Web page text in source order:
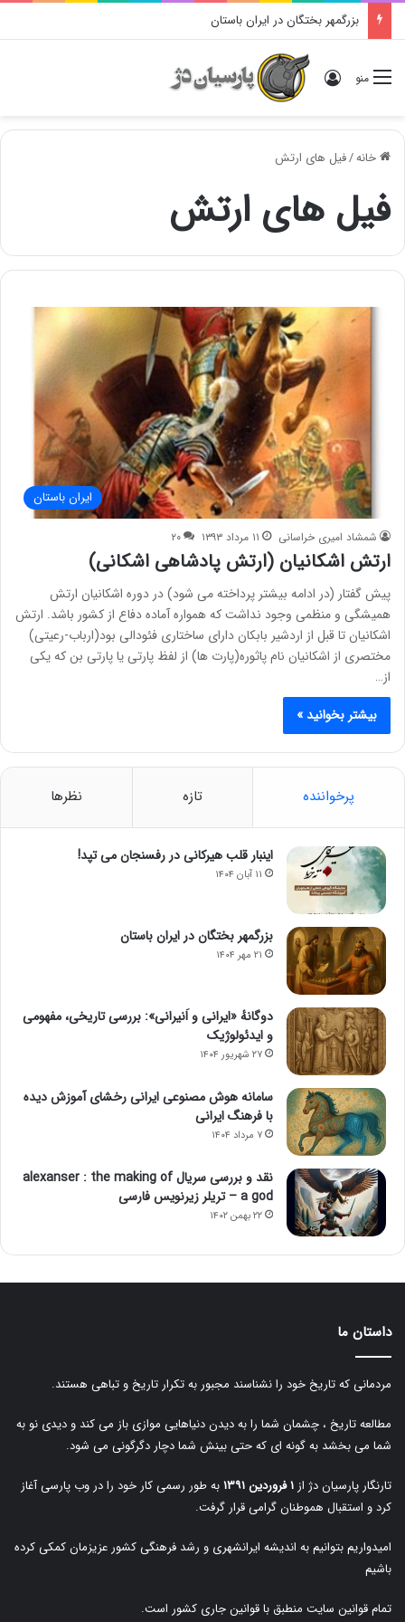
بزرگمهر بختگان در ایران باستان
منو ورود
خانه/فیل های ارتش
فیل های ارتش
ایران باستان
شمشاد امیری خراسانی ۱۱ مرداد ۱۳۹۳ ۲۰
ارتش اشکانیان (ارتش پادشاهی اشکانی)
پیش گفتار (در ادامه بیشتر پرداخته می شود) در دوره اشکانیان ارتش
همیشگی و منظمی وجود نداشت که همواره آماده دفاع از کشور باشد. ارتش
اشکانیان تا قبل از اردشیر بابکان دارای ساختاری فئودالی بود(ارباب-رعیتی)
مختصری از اشکانیان نام پاثوره(پارت ها) از لفظ پارتی یا پارتی بن که یکی
از…
بیشتر بخوانید »
پرخواننده تازه نظرها
اینبار قلب هیرکانی در رفسنجان می تپد!
۱۱ آبان ۱۴۰۴
بزرگمهر بختگان در ایران باستان
۲۱ مهر ۱۴۰۴
دوگانهٔ «ایرانی و اَنیرانی»: بررسی تاریخی، مفهومی
و ایدئولوژیک
۲۷ شهریور ۱۴۰۴
سامانه هوش مصنوعی ایرانی رخشای آموزش دیده
با فرهنگ ایرانی
۷ مرداد ۱۴۰۴
نقد و بررسی سریال alexanser : the making of
a god – تریلر زیرنویس فارسی
۲۲ بهمن ۱۴۰۲
داستان ما
مردمانی که تاریخ خود را نشناسند مجبور به تکرار تاریخ و تباهی هستند.
مطالعه تاریخ ، چشمان شما را به دیدن دنیاهایی موازی باز می کند و دیدی نو به
شما می بخشد به گونه ای که حتی بینش شما دچار دگرگونی می شود.
تارنگار پارسیان دژ از ۱ فروردین ۱۳۹۱
به طور رسمی کار خود را در وب پارسی آغاز
کرد و استقبال هموطنان گرامی قرار گرفت.
امیدواریم بتوانیم به اندیشه ایرانشهری و رشد فرهنگی کشور عزیزمان کمکی کرده
باشیم
تمام قوانین سایت منطبق با قوانین جاری کشور است.